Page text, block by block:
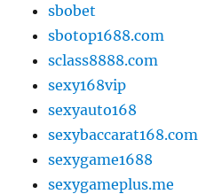
sbobet
sbotop1688.com
sclass8888.com
sexy168vip
sexyauto168
sexybaccarat168.com
sexygame1688
sexygameplus.me